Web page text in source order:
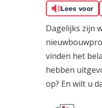
Lees voor
Dagelijks zijn
vinden het
hebben
op? En wilt u